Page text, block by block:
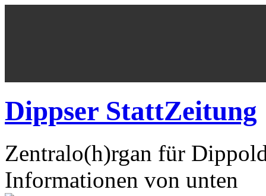
Dippser StattZeitung
Zentralo(h)rgan für
Informationen von unten